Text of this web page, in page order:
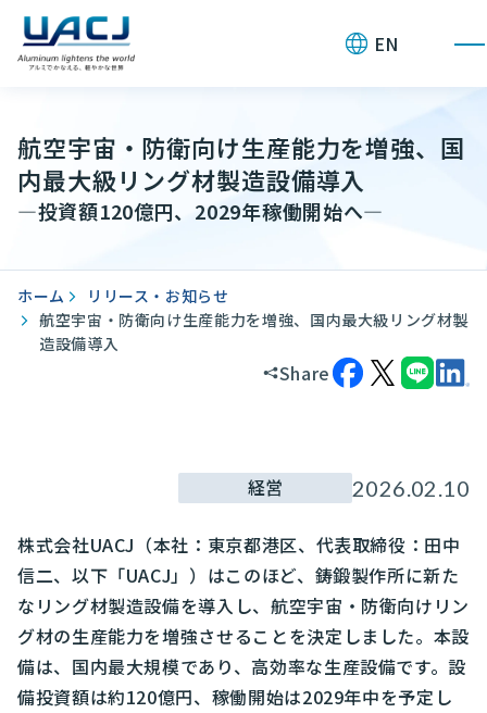
EN
航空宇宙・防衛向け生産能力を増強、国
内最大級リング材製造設備導入
—投資額120億円、2029年稼働開始へ—
ホーム
リリース・お知らせ
航空宇宙・防衛向け生産能力を増強、国内最大級リング材製
造設備導入
Share
経営 2026.02.10
株式会社UACJ（本社：東京都港区、代表取締役：田中
信二、以下「UACJ」）はこのほど、鋳鍛製作所に新た
なリング材製造設備を導入し、航空宇宙・防衛向けリン
グ材の生産能力を増強させることを決定しました。本設
備は、国内最大規模であり、高効率な生産設備です。設
備投資額は約120億円、稼働開始は2029年中を予定し